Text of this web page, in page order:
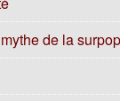
de la